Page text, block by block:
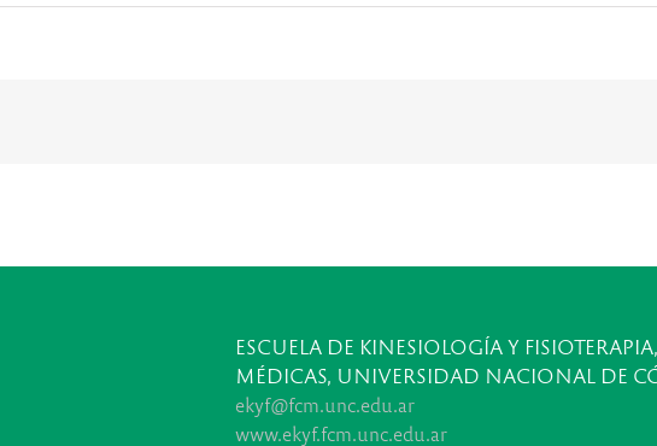
ESCUELA DE KINESIOLOGÍA Y
MÉDICAS, UNIVERSIDAD NACIONAL DE
ekyf@fcm.unc.edu.ar
www.ekyf.fcm.unc.edu.ar